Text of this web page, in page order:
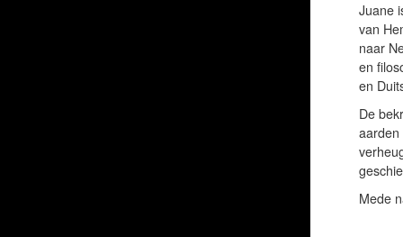
Juane
van
naar
en
en
De
aarden
Mede